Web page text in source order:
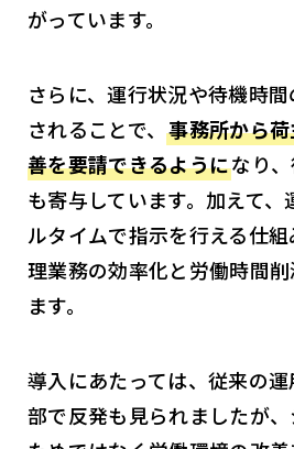
がっています。
さらに、運行状況や待機時
されることで、事務所から
善を要請できるようになり
も寄与しています。加えて
ルタイムで指示を行える仕
理業務の効率化と労働時間
ます。
導入にあたっては、従来の
部で反発も見られましたが